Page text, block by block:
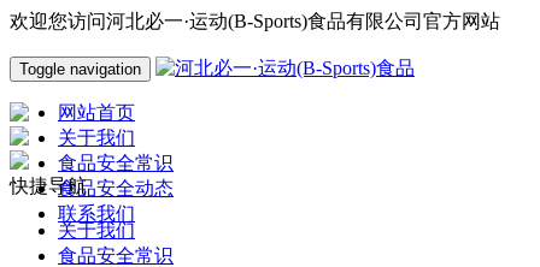
欢迎您访问河北必一·运动(B-Sports)食品有限公司官方网站
Toggle navigation
网站首页
关于我们
食品安全常识
食品安全动态
联系我们
快捷导航
关于我们
食品安全常识